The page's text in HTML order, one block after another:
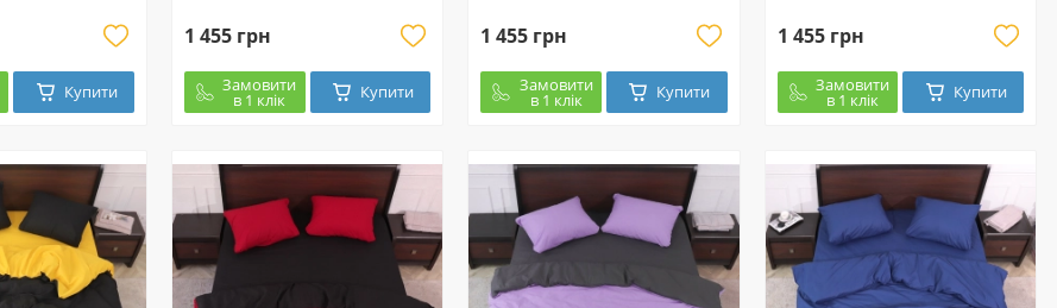
Купити
1 455 грн
Замовити
в 1 клік Купити
1 455 грн
Замовити
в 1 клік Купити
1 455 грн
Замовити
в 1 клік Купити